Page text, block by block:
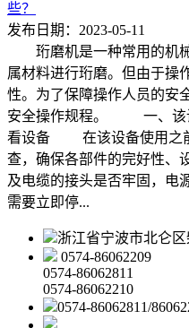
些？
发布日期：2023-05-11
珩磨机是一种常用的机械
属材料进行珩磨。但由于操
性。为了保障操作人员的安
安全操作规程。 一、
看设备 在该设备使用之
查，确保各部件的完好性、
及电缆的接头是否牢固，电
需要立即停...
浙江省宁波市北仑
0574-86062209
0574-86062811
0574-86062210
0574-86062811/